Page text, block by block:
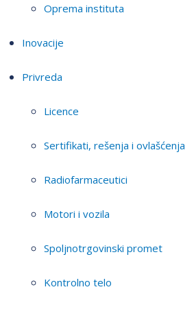
Oprema instituta
Inovacije
Privreda
Licence
Sertifikati, rešenja i ovlašćenja
Radiofarmaceutici
Motori i vozila
Spoljnotrgovinski promet
Kontrolno telo